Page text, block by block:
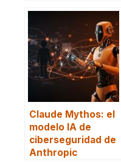
Claude Mythos: el
modelo IA de
ciberseguridad de
Anthropic